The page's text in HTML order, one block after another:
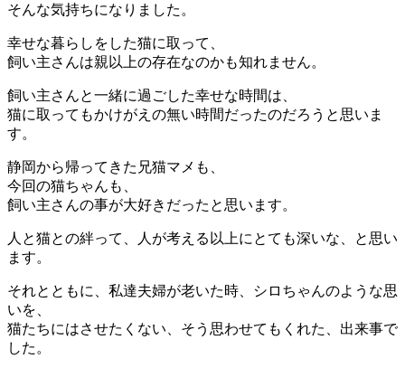
そんな気持ちになりました。
幸せな暮らしをした猫に取って、
飼い主さんは親以上の存在なのかも知れません。
飼い主さんと一緒に過ごした幸せな時間は、
猫に取ってもかけがえの無い時間だったのだろうと思いま
す。
静岡から帰ってきた兄猫マメも、
今回の猫ちゃんも、
飼い主さんの事が大好きだったと思います。
人と猫との絆って、人が考える以上にとても深いな、と思い
ます。
それとともに、私達夫婦が老いた時、シロちゃんのような思
いを、
猫たちにはさせたくない、そう思わせてもくれた、出来事で
した。